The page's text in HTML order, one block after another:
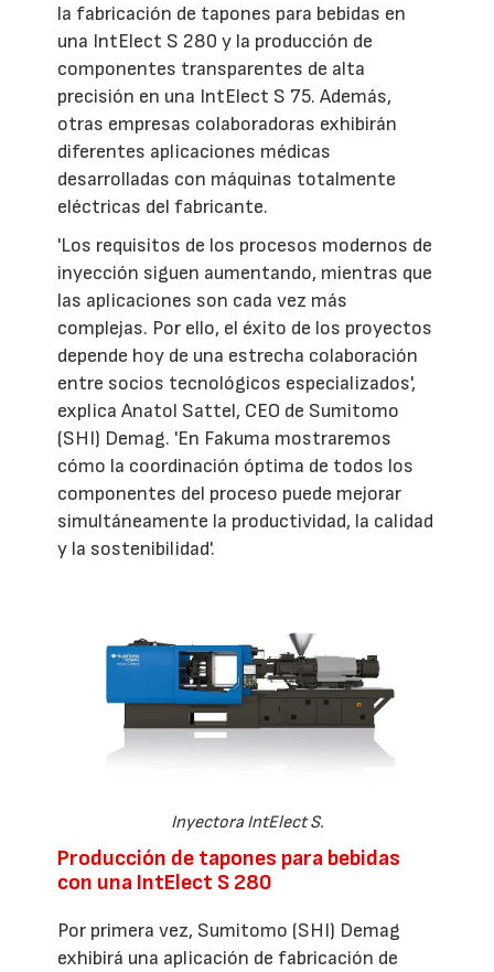
la fabricación de tapones para bebidas en
una IntElect S 280 y la producción de
componentes transparentes de alta
precisión en una IntElect S 75. Además,
otras empresas colaboradoras exhibirán
diferentes aplicaciones médicas
desarrolladas con máquinas totalmente
eléctricas del fabricante.
'Los requisitos de los procesos modernos de
inyección siguen aumentando, mientras que
las aplicaciones son cada vez más
complejas. Por ello, el éxito de los proyectos
depende hoy de una estrecha colaboración
entre socios tecnológicos especializados',
explica Anatol Sattel, CEO de Sumitomo
(SHI) Demag. 'En Fakuma mostraremos
cómo la coordinación óptima de todos los
componentes del proceso puede mejorar
simultáneamente la productividad, la calidad
y la sostenibilidad'.
Inyectora IntElect S.
Producción de tapones para bebidas
con una IntElect S 280
Por primera vez, Sumitomo (SHI) Demag
exhibirá una aplicación de fabricación de